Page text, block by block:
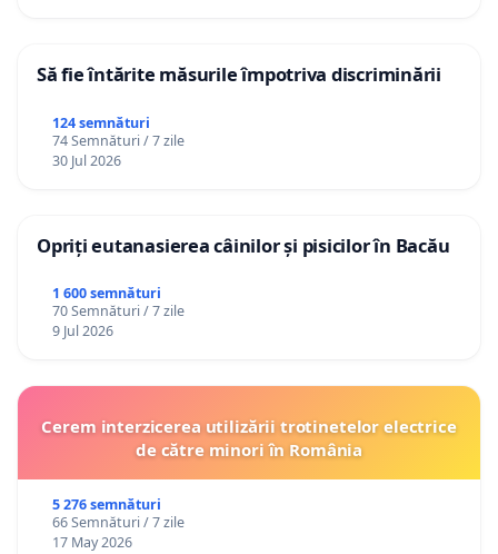
Să fie întărite măsurile împotriva discriminării
124 semnături
74 Semnături / 7 zile
30 Jul 2026
Opriți eutanasierea câinilor și pisicilor în Bacău
1 600 semnături
70 Semnături / 7 zile
9 Jul 2026
Cerem interzicerea utilizării trotinetelor electrice
de către minori în România
5 276 semnături
66 Semnături / 7 zile
17 May 2026